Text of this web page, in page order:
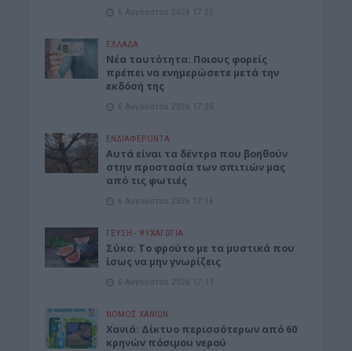
6 Αυγούστου 2026 17:25
ΕΛΛΑΔΑ
Νέα ταυτότητα: Ποιους φορείς
πρέπει να ενημερώσετε μετά την
εκδόσή της
6 Αυγούστου 2026 17:20
ΕΝΔΙΑΦΕΡΟΝΤΑ
Αυτά είναι τα δέντρα που βοηθούν
στην προστασία των σπιτιών μας
από τις φωτιές
6 Αυγούστου 2026 17:16
ΓΕΎΣΗ - ΨΥΧΑΓΩΓΊΑ
Σύκο: Το φρούτο με τα μυστικά που
ίσως να μην γνωρίζεις
6 Αυγούστου 2026 17:11
ΝΟΜΌΣ ΧΑΝΊΩΝ
Xανιά: Δίκτυο περισσότερων από 60
κρηνών πόσιμου νερού